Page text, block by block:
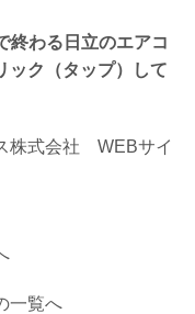
終わる日立のエアコ
ック（タップ）して
株式会社 WEBサイ
一覧へ